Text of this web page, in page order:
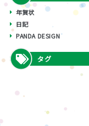
年賀状
日記
PANDA DESIGN
タグ